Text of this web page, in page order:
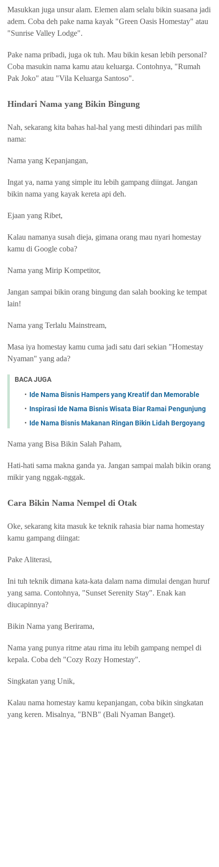
Masukkan juga unsur alam. Elemen alam selalu bikin suasana jadi
adem. Coba deh pake nama kayak "Green Oasis Homestay" atau
"Sunrise Valley Lodge".
Pake nama pribadi, juga ok tuh. Mau bikin kesan lebih personal?
Coba masukin nama kamu atau keluarga. Contohnya, "Rumah
Pak Joko" atau "Vila Keluarga Santoso".
Hindari Nama yang Bikin Bingung
Nah, sekarang kita bahas hal-hal yang mesti dihindari pas milih
nama:
Nama yang Kepanjangan,
Ingat ya, nama yang simple itu lebih gampang diingat. Jangan
bikin nama yang kayak kereta api deh.
Ejaan yang Ribet,
Kalau namanya susah dieja, gimana orang mau nyari homestay
kamu di Google coba?
Nama yang Mirip Kompetitor,
Jangan sampai bikin orang bingung dan salah booking ke tempat
lain!
Nama yang Terlalu Mainstream,
Masa iya homestay kamu cuma jadi satu dari sekian "Homestay
Nyaman" yang ada?
BACA JUGA
Ide Nama Bisnis Hampers yang Kreatif dan Memorable
Inspirasi Ide Nama Bisnis Wisata Biar Ramai Pengunjung
Ide Nama Bisnis Makanan Ringan Bikin Lidah Bergoyang
Nama yang Bisa Bikin Salah Paham,
Hati-hati sama makna ganda ya. Jangan sampai malah bikin orang
mikir yang nggak-nggak.
Cara Bikin Nama Nempel di Otak
Oke, sekarang kita masuk ke teknik rahasia biar nama homestay
kamu gampang diingat:
Pake Aliterasi,
Ini tuh teknik dimana kata-kata dalam nama dimulai dengan huruf
yang sama. Contohnya, "Sunset Serenity Stay". Enak kan
diucapinnya?
Bikin Nama yang Berirama,
Nama yang punya ritme atau rima itu lebih gampang nempel di
kepala. Coba deh "Cozy Rozy Homestay".
Singkatan yang Unik,
Kalau nama homestay kamu kepanjangan, coba bikin singkatan
yang keren. Misalnya, "BNB" (Bali Nyaman Banget).